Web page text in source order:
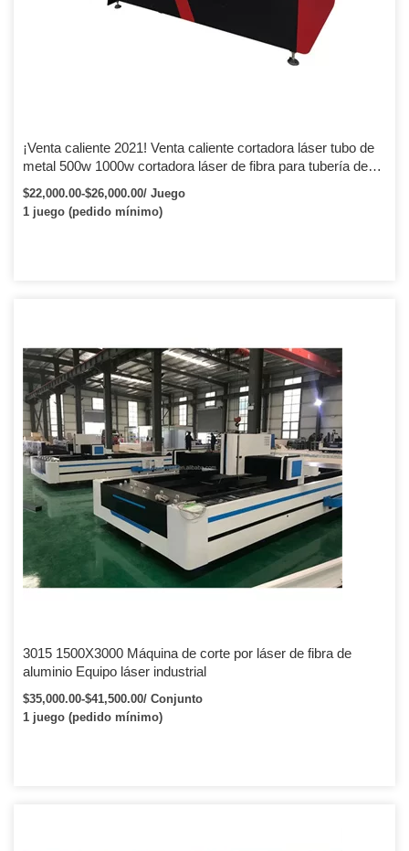
¡Venta caliente 2021! Venta caliente cortadora láser tubo de
metal 500w 1000w cortadora láser de fibra para tubería de
acero inoxidable
$22,000.00-$26,000.00/ Juego
1 juego (pedido mínimo)
3015 1500X3000 Máquina de corte por láser de fibra de
aluminio Equipo láser industrial
$35,000.00-$41,500.00/ Conjunto
1 juego (pedido mínimo)